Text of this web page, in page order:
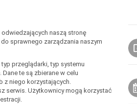
naszą stronę
sprawnego zarządzania naszym
przeglądarki, typ systemu
te są zbierane w celu
z niego korzystających.
serwis. Użytkownicy mogą korzystać